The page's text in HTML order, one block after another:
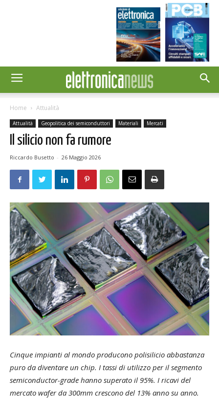
Home Attualità
Attualità Geopolitica dei semiconduttori Materiali Mercati
Il silicio non fa rumore
Riccardo Busetto - 26 Maggio 2026
Cinque impianti al mondo producono polisilicio abbastanza
puro da diventare un chip. I tassi di utilizzo per il segmento
semiconductor-grade hanno superato il 95%. I ricavi del
mercato wafer da 300mm crescono del 13% anno su anno.